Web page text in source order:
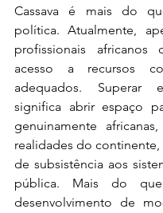
Cassava é mais do
política. Atualmente,
profissionais africanos
acesso a recursos
adequados. Superar
significa abrir espaço
genuinamente
realidades do continente,
de subsistência aos
pública. Mais do
desenvolvimento de